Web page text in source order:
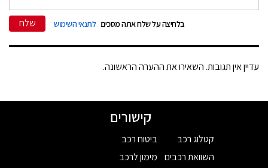
בלחיצה על שלח אתה מסכים לתנאי השימוש שלח
עדיין אין תגובות. השאירו את ההערה הראשונה.
קישורים
קטלוג רכב
השוואת רכבים
ביטוח רכב
מימון לרכב